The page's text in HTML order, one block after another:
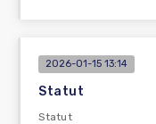
2026-01-15 13:14
Statut
Statut